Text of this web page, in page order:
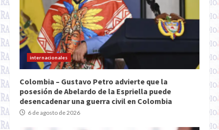
internacionales
Colombia – Gustavo Petro advierte que la
posesión de Abelardo de la Espriella puede
desencadenar una guerra civil en Colombia
6 de agosto de 2026